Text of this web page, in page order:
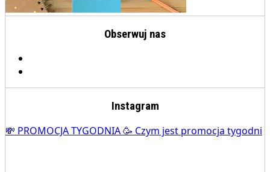
Obserwuj nas
Instagram
💸 PROMOCJA TYGODNIA 🥳 Czym jest promocja tygodni